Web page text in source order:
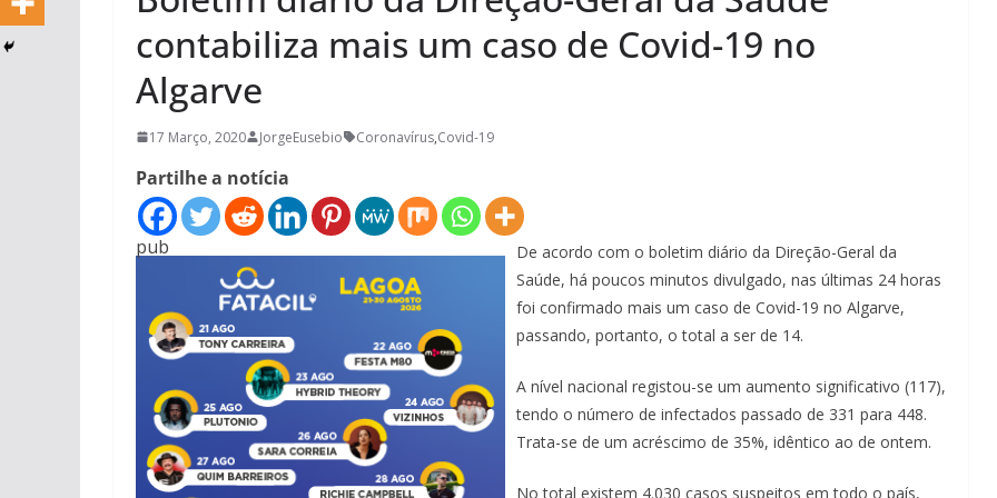
contabiliza mais um caso de Covid-19 no
Algarve
17 Março, 2020 JorgeEusebio Coronavírus,Covid-19
Partilhe a notícia
pub
De acordo com o boletim diário da Direção-Geral da
Saúde, há poucos minutos divulgado, nas últimas 24 horas
foi confirmado mais um caso de Covid-19 no Algarve,
passando, portanto, o total a ser de 14.
A nível nacional registou-se um aumento significativo (117),
tendo o número de infectados passado de 331 para 448.
Trata-se de um acréscimo de 35%, idêntico ao de ontem.
No total existem 4.030 casos suspeitos em todo o país,